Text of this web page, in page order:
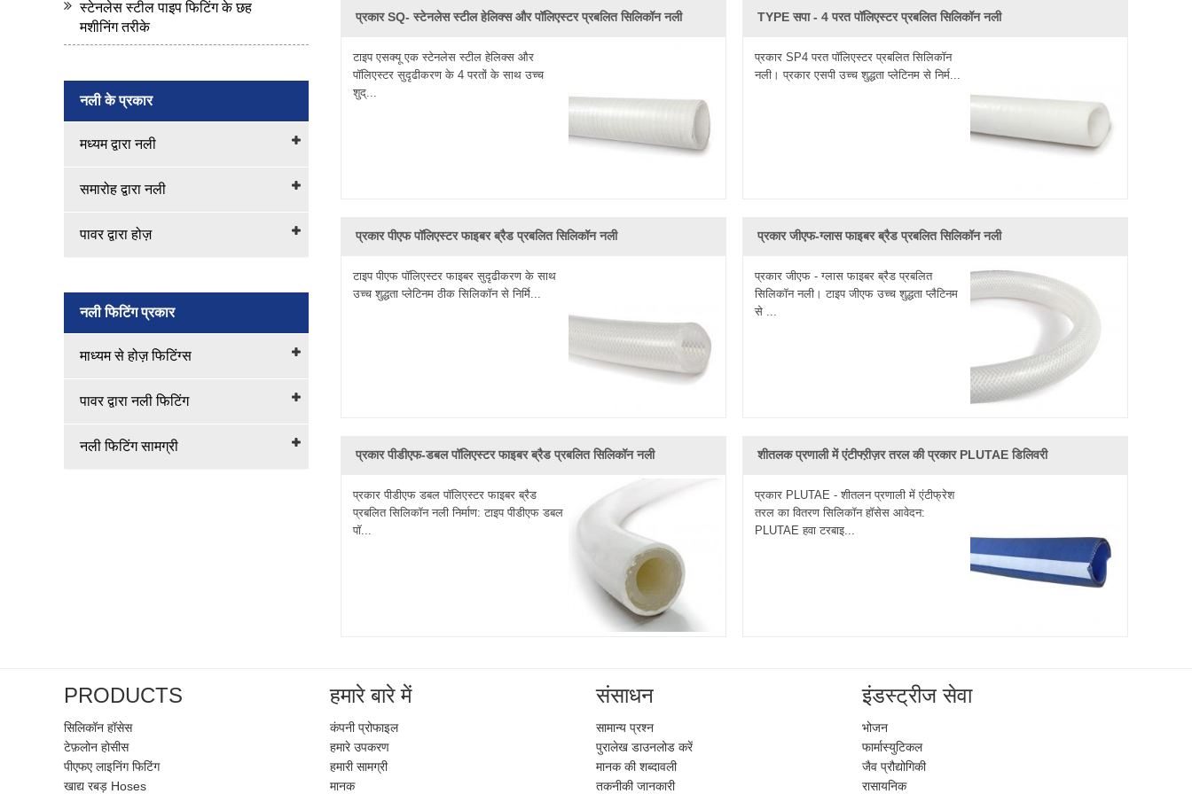
रबड़ के नली से अधिक मजबूत, कठोर और अधिक लचीले हैं। आप पाएंगे कि सभी रबड़ के नली सिलिकॉन उत्पादों से प्रतिस्थापित किए गए हैं। CJan उच्च गुणवत्तालट में सिलिकॉन टयूबिंग
हमारे सिद्धांत के रूप में सीजेन 'मूल्य में उच्च मूल्य, कुशल उत्पादन समय और उत्कृष्ट बिक्री सेवाओं की प्राथमिकता' को प्राथमिकता देता है हमसे संपर्क करने के लिए आपका स्वागत है
स्टेनलेस स्टील पाइप फिटिंग के छह
मशीनिंग तरीके
नली के प्रकार
मध्यम द्वारा नली
समारोह द्वारा नली
पावर द्वारा होज़
नली फिटिंग प्रकार
माध्यम से होज़ फिटिंग्स
पावर द्वारा नली फिटिंग
नली फिटिंग सामग्री
प्रकार SQ- स्टेनलेस स्टील हेलिक्स और पॉलिएस्टर प्रबलित सिलिकॉन नली
टाइप एसक्यू एक स्टेनलेस स्टील हेलिक्स और
पॉलिएस्टर सुदृढीकरण के 4 परतों के साथ उच्च
शुद्...
TYPE सपा - 4 परत पॉलिएस्टर प्रबलित सिलिकॉन नली
प्रकार SP4 परत पॉलिएस्टर प्रबलित सिलिकॉन
नली। प्रकार एसपी उच्च शुद्धता प्लेटिनम से निर्म...
प्रकार पीएफ पॉलिएस्टर फाइबर ब्रैड प्रबलित सिलिकॉन नली
टाइप पीएफ पॉलिएस्टर फाइबर सुदृढीकरण के साथ
उच्च शुद्धता प्लेटिनम ठीक सिलिकॉन से निर्मि...
प्रकार जीएफ-ग्लास फाइबर ब्रैड प्रबलित सिलिकॉन नली
प्रकार जीएफ - ग्लास फाइबर ब्रैड प्रबलित
सिलिकॉन नली। टाइप जीएफ उच्च शुद्धता प्लैटिनम
से ...
प्रकार पीडीएफ-डबल पॉलिएस्टर फाइबर ब्रैड प्रबलित सिलिकॉन नली
प्रकार पीडीएफ डबल पॉलिएस्टर फाइबर ब्रैड
प्रबलित सिलिकॉन नली निर्माण: टाइप पीडीएफ डबल
पॉ...
शीतलक प्रणाली में एंटीफ्ऱीज़र तरल की प्रकार PLUTAE डिलिवरी
प्रकार PLUTAE - शीतलन प्रणाली में एंटीफ्रेश
तरल का वितरण सिलिकॉन हॉसेस आवेदन:
PLUTAE हवा टरबाइ...
PRODUCTS
सिलिकॉन हॉसेस
टेफ़लोन होसीस
पीएफए ​​लाइनिंग फिटिंग
खाद्य रबड़ Hoses
हमारे बारे में
कंपनी प्रोफाइल
हमारे उपकरण
हमारी सामग्री
मानक
संसाधन
सामान्य प्रश्न
पुरालेख डाउनलोड करें
मानक की शब्दावली
तकनीकी जानकारी
इंडस्ट्रीज सेवा
भोजन
फार्मास्युटिकल
जैव प्रौद्योगिकी
रासायनिक